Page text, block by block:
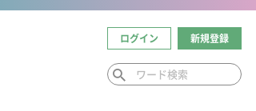
ログイン 新規登録